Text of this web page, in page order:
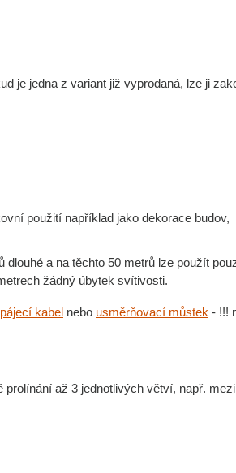
je jedna z variant již vyprodaná, lze ji
použití například jako dekorace budov,
a na těchto 50 metrů lze použít
žádný úbytek svítivosti.
kabel nebo usměrňovací můstek - !!!
prolínání až 3 jednotlivých větví, např. mezi